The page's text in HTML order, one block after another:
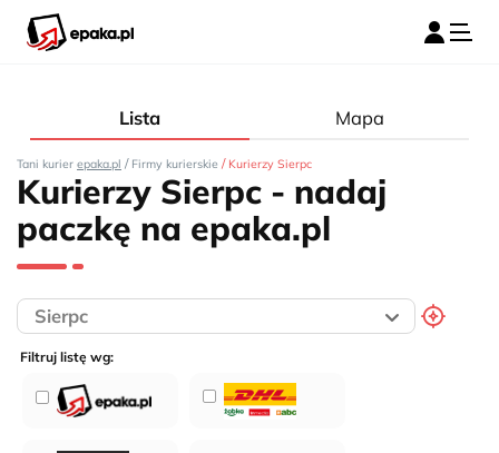
Lista Mapa
Tani kurier epaka.pl / Firmy kurierskie / Kurierzy Sierpc
Kurierzy Sierpc - nadaj
paczkę na epaka.pl
Filtruj listę wg: